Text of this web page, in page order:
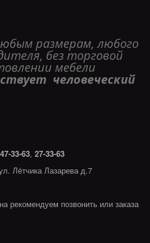
размерам, любого
без торговой
мебели
человеческий
33-63, 27-33-63
Лётчика Лазарева д.7
рекомендуем позвонить или заказа